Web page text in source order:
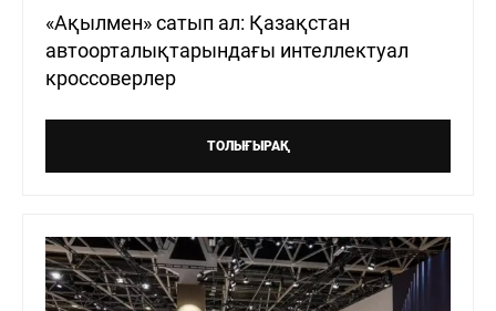
«Ақылмен» сатып ал: Қазақстан
автоорталықтарындағы интеллектуал
кроссоверлер
ТОЛЫҒЫРАҚ